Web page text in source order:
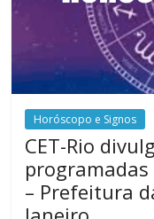
Horóscopo e Signos
CET-Rio
– Prefeitura